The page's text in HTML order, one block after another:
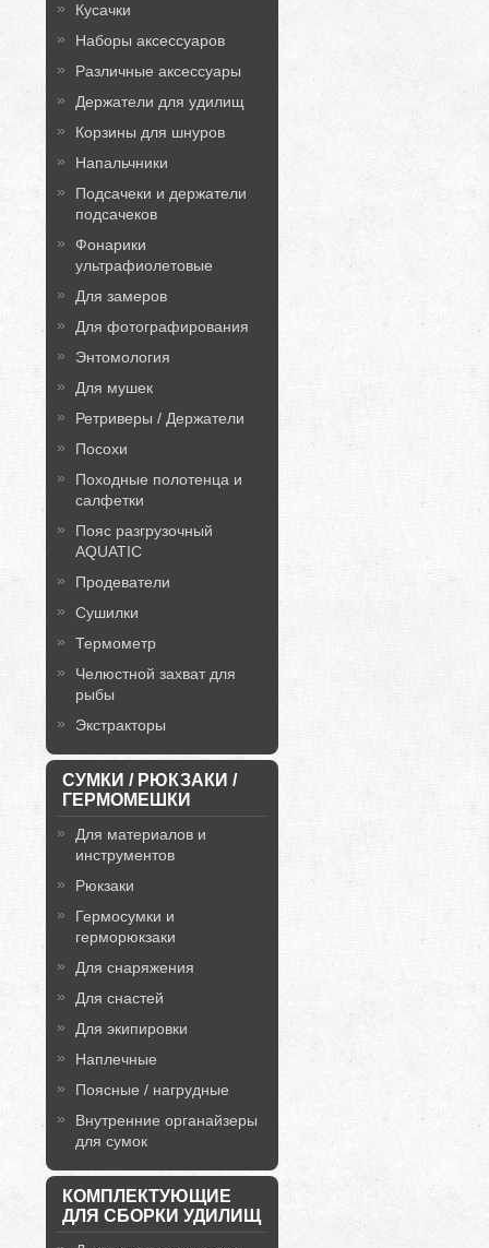
Кусачки
Наборы аксессуаров
Различные аксессуары
Держатели для удилищ
Корзины для шнуров
Напальчники
Подсачеки и держатели
подсачеков
Фонарики
ультрафиолетовые
Для замеров
Для фотографирования
Энтомология
Для мушек
Ретриверы / Держатели
Посохи
Походные полотенца и
салфетки
Пояс разгрузочный
AQUATIC
Продеватели
Сушилки
Термометр
Челюстной захват для
рыбы
Экстракторы
СУМКИ / РЮКЗАКИ /
ГЕРМОМЕШКИ
Для материалов и
инструментов
Рюкзаки
Гермосумки и
герморюкзаки
Для снаряжения
Для снастей
Для экипировки
Наплечные
Поясные / нагрудные
Внутренние органайзеры
для сумок
КОМПЛЕКТУЮЩИЕ
ДЛЯ СБОРКИ УДИЛИЩ